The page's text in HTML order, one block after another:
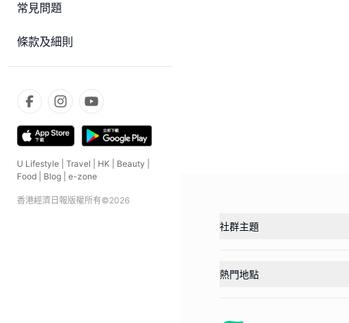
常見問題
條款及細則
U Lifestyle Travel HK Beauty
Food
Blog e-zone
香港經濟日報版權所有©2026
社群主題
熱門地點